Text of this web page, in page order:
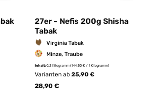
27er - Nefis 200g Shisha
Tabak
Virginia Tabak
Minze, Traube
Inhalt:0.2 Kilogramm(144,50 € / 1 Kilogramm)
Varianten ab 25,90 €
28,90 €